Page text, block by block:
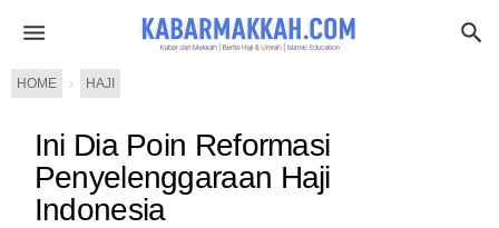
HOME › HAJI
Ini Dia Poin Reformasi
Penyelenggaraan Haji
Indonesia